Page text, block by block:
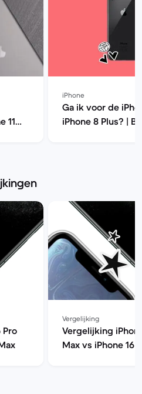
11
iPhone
Ga ik voor de
iPhone 8 Plus? |
Pro
Vergelijking
Vergelijking
Max vs iPhone 16